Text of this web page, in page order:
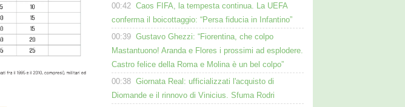
00:42 Caos FIFA, la tempesta continua. La UEFA
conferma il boicottaggio: “Persa fiducia in Infantino”
00:39 Gustavo Ghezzi: “Fiorentina, che colpo
Mastantuono! Aranda e Flores i prossimi ad esplodere.
Castro felice della Roma e Molina è un bel colpo”
00:38 Giornata Real: ufficializzati l'acquisto di
Diomande e il rinnovo di Vinicius. Sfuma Rodri